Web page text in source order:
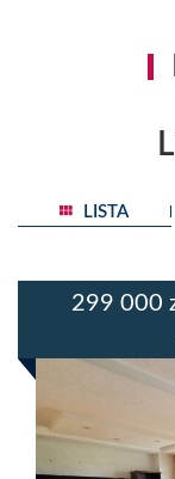
LISTA
299 000